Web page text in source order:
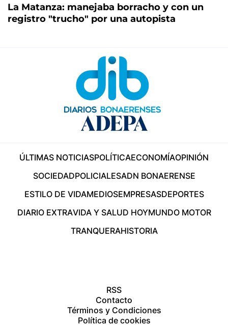
La Matanza: manejaba borracho y con un
registro "trucho" por una autopista
ÚLTIMAS NOTICIASPOLÍTICAECONOMÍAOPINIÓN
SOCIEDADPOLICIALESADN BONAERENSE
ESTILO DE VIDAMEDIOSEMPRESASDEPORTES
DIARIO EXTRAVIDA Y SALUD HOYMUNDO MOTOR
TRANQUERAHISTORIA
RSS
Contacto
Términos y Condiciones
Política de cookies